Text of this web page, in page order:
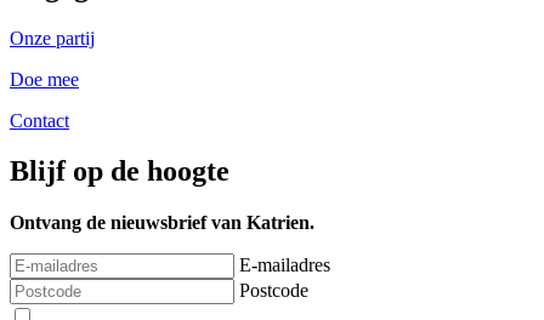
Onze partij
Doe mee
Contact
Blijf op de hoogte
Ontvang de nieuwsbrief van Katrien.
E-mailadres
Postcode